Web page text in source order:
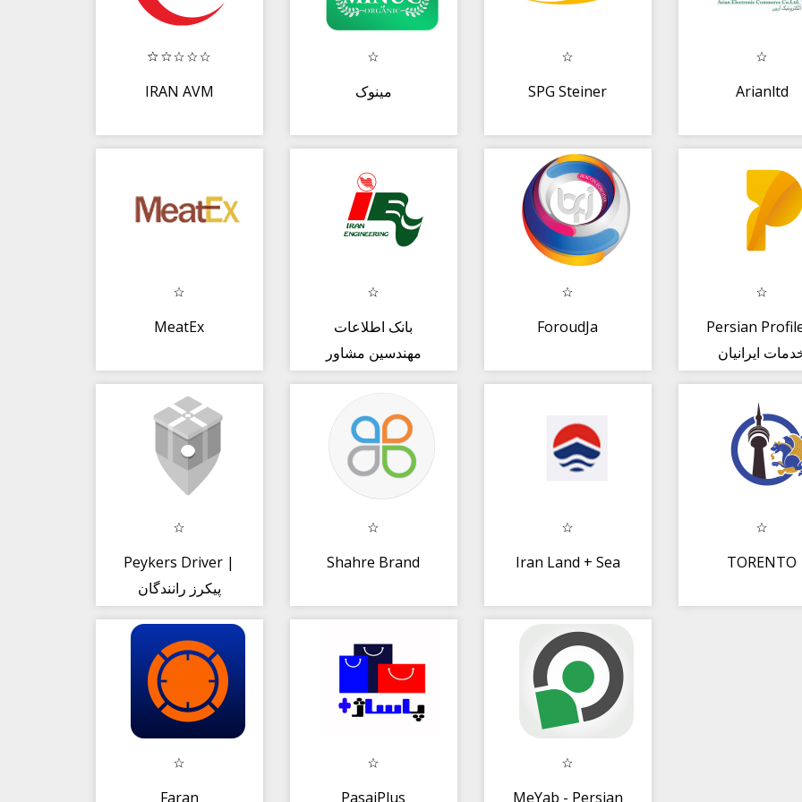
IRAN AVM مینوک SPG Steiner Arianltd
MeatEx
بانک اطلاعات
مهندسین مشاور
ForoudJa
Persian
ایرانیان
Peykers Driver |
پیکرز رانندگان
Shahre Brand Iran Land + Sea TORENTO
Faran PasajPlus MeYab - Persian